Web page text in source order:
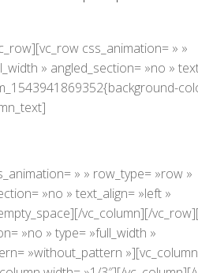
css_animation= » »
» angled_section= »no »
» » row_type= »row »
»no » text_align= »left »
vc_column][/
»no » type= »full_width »
»without_pattern